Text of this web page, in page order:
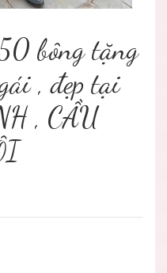
bông tặng
, đẹp tại
, CẦU